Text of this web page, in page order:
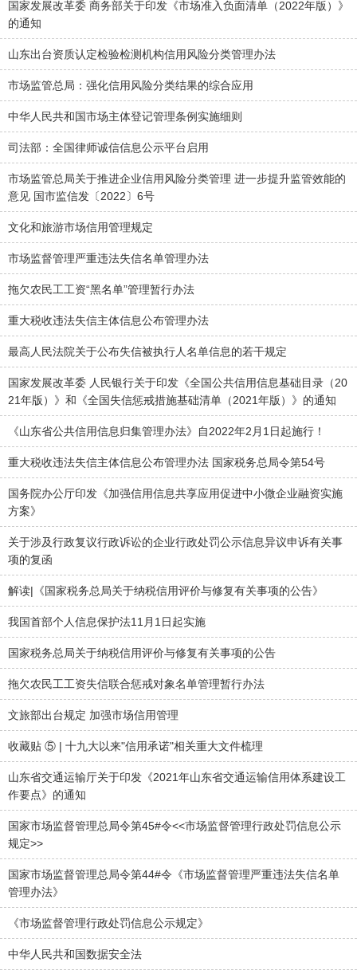
国家发展改革委 商务部关于印发《市场准入负面清单（2022年版）》
的通知
山东出台资质认定检验检测机构信用风险分类管理办法
市场监管总局：强化信用风险分类结果的综合应用
中华人民共和国市场主体登记管理条例实施细则
司法部：全国律师诚信信息公示平台启用
市场监管总局关于推进企业信用风险分类管理 进一步提升监管效能的
意见 国市监信发〔2022〕6号
文化和旅游市场信用管理规定
市场监督管理严重违法失信名单管理办法
拖欠农民工工资“黑名单”管理暂行办法
重大税收违法失信主体信息公布管理办法
最高人民法院关于公布失信被执行人名单信息的若干规定
国家发展改革委 人民银行关于印发《全国公共信用信息基础目录（20
21年版）》和《全国失信惩戒措施基础清单（2021年版）》的通知
《山东省公共信用信息归集管理办法》自2022年2月1日起施行！
重大税收违法失信主体信息公布管理办法 国家税务总局令第54号
国务院办公厅印发《加强信用信息共享应用促进中小微企业融资实施
方案》
关于涉及行政复议行政诉讼的企业行政处罚公示信息异议申诉有关事
项的复函
解读|《国家税务总局关于纳税信用评价与修复有关事项的公告》
我国首部个人信息保护法11月1日起实施
国家税务总局关于纳税信用评价与修复有关事项的公告
拖欠农民工工资失信联合惩戒对象名单管理暂行办法
文旅部出台规定 加强市场信用管理
收藏贴 ⑤ | 十九大以来"信用承诺"相关重大文件梳理
山东省交通运输厅关于印发《2021年山东省交通运输信用体系建设工
作要点》的通知
国家市场监督管理总局令第45#令<<市场监督管理行政处罚信息公示
规定>>
国家市场监督管理总局令第44#令《市场监督管理严重违法失信名单
管理办法》
《市场监督管理行政处罚信息公示规定》
中华人民共和国数据安全法